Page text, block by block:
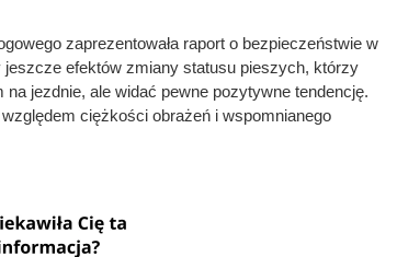
zaprezentowała raport o bezpieczeństwie w
efektów zmiany statusu pieszych, którzy
jezdnie, ale widać pewne pozytywne tendencję.
ciężkości obrażeń i wspomnianego